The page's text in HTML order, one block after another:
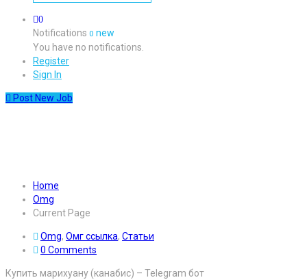
0
Notifications 0 new
You have no notifications.
Register
Sign In
Post New Job
Home
Omg
Current Page
Omg, Омг ссылка, Статьи
0 Comments
Купить марихуану (канабис) – Telegram бот